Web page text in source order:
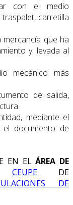
con el medio
carretilla
que ha
y llevada al
mecánico más
de salida,
mediante el
documento de
EN ELÁREA DE
CEUPE DE
DE